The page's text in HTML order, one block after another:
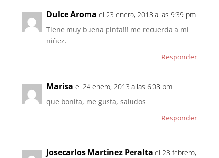
Dulce Aroma el 23 enero, 2013 a las 9:39 pm
Tiene muy buena pinta!!! me recuerda a mi
niñez.
Responder
Marisa el 24 enero, 2013 a las 6:08 pm
que bonita, me gusta, saludos
Responder
Josecarlos Martinez Peralta el 23 febrero,